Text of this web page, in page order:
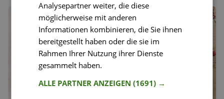
Analysepartner weiter, die diese
möglicherweise mit anderen
Informationen kombinieren, die Sie ihnen
bereitgestellt haben oder die sie im
Rahmen Ihrer Nutzung ihrer Dienste
gesammelt haben.
ALLE PARTNER ANZEIGEN(1691) →